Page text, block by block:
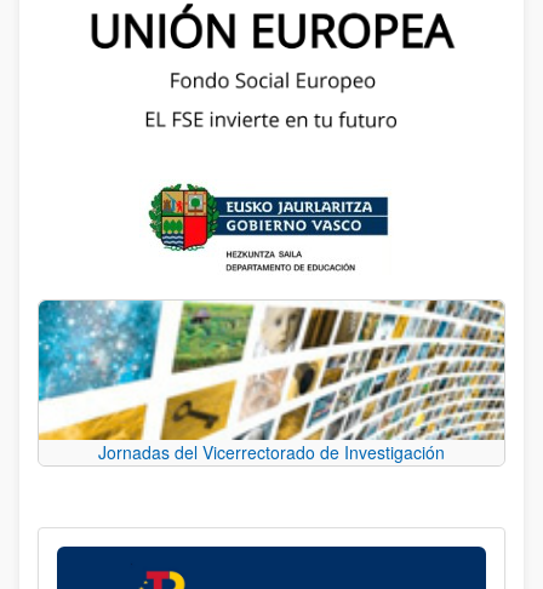
Jornadas del Vicerrectorado de Investigación